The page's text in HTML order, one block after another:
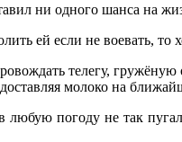
ни одного шанса на
ей если не воевать,
телегу,
молоко на
погоду не так